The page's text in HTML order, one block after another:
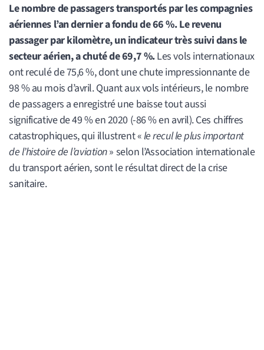
Le nombre de passagers transportés par les compagnies
aériennes l’an dernier a fondu de 66 %. Le revenu
passager par kilomètre, un indicateur très suivi dans le
secteur aérien, a chuté de 69,7 %.Les vols internationaux
ont reculé de 75,6 %, dont une chute impressionnante de
98 % au mois d’avril. Quant aux vols intérieurs, le nombre
de passagers a enregistré une baisse tout aussi
significative de 49 % en 2020 (-86 % en avril). Ces chiffres
catastrophiques, qui illustrent «le recul le plus important
de l’histoire de l’aviation» selon l’Association internationale
du transport aérien, sont le résultat direct de la crise
sanitaire.